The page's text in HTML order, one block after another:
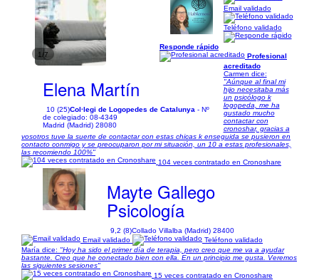
1/7
Elena Martín
10 (25)Col·legi de Logopedes de Catalunya - Nº
de colegiado: 08-4349
Madrid (Madrid) 28080
Email validado
Teléfono validado
Responde rápido
Profesional
acreditado
Carmen dice:
"Aúnque al final mi
hijo necesitaba más
un psicólogo k
logopeda, me ha
gustado mucho
contactar con
cronoshar, gracias a
vosotros tuve la suerte de contactar con estas chicas k enseguida se pusieron en
contacto conmigo y se preocuparon por mi situación, un 10 a estas profesionales,
las recomiendo 100%"
104 veces contratado en Cronoshare
Mayte Gallego
Psicología
9,2 (8)Collado Villalba (Madrid) 28400
Email validado
Teléfono validado
María dice: "Hoy ha sido el primer día de terapia, pero creo que me va a ayudar
bastante. Creo que he conectado bien con ella. En un principio me gusta. Veremos
las siguientes sesiones"
15 veces contratado en Cronoshare